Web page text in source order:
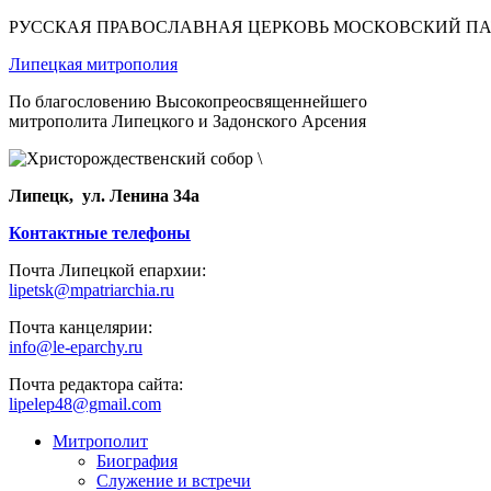
РУССКАЯ ПРАВОСЛАВНАЯ ЦЕРКОВЬ МОСКОВСКИЙ
Липецкая митрополия
По благословению Высокопреосвященнейшего
митрополита Липецкого и Задонского Арсения
Липецк, ул. Ленина 34а
Контактные телефоны
Почта Липецкой епархии:
lipetsk@mpatriarchia.ru
Почта канцелярии:
info@le-eparchy.ru
Почта редактора сайта:
lipelep48@gmail.com
Митрополит
Биография
Служение и встречи